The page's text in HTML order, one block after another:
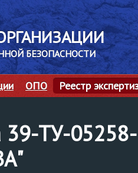
БЕЗОПАСНОСТИ
ОПО Реестр
39-ТУ-